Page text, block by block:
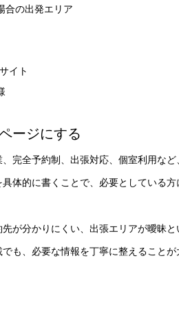
合の出発エリア
イト
ージにする
完全予約制、出張対応、個室利用な
体的に書くことで、必要としている方
が分かりにくい、出張エリアが曖昧
も、必要な情報を丁寧に整えることが